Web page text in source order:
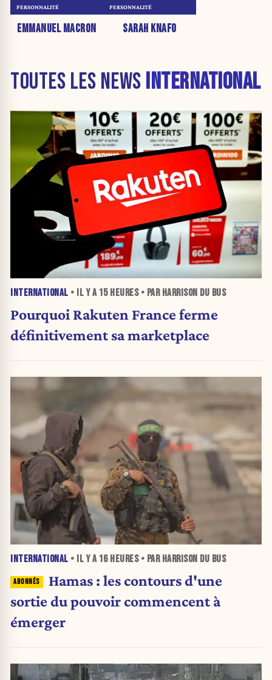
EMMANUEL MACRON
PERSONNALITÉ
SARAH KNAFO
PERSONNALITÉ
TOUTES LES NEWS INTERNATIONAL
INTERNATIONAL • IL Y A 15 HEURES• PAR HARRISON DU BUS
Pourquoi Rakuten France ferme
définitivement sa marketplace
INTERNATIONAL • IL Y A 16 HEURES• PAR HARRISON DU BUS
Hamas : les contours d'une
sortie du pouvoir commencent à
émerger